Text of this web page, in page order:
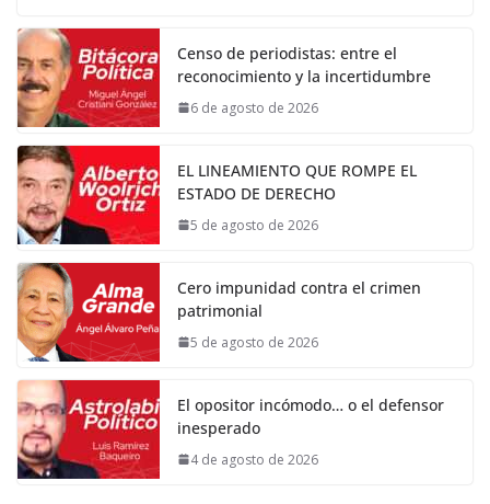
Censo de periodistas: entre el
reconocimiento y la incertidumbre
6 de agosto de 2026
EL LINEAMIENTO QUE ROMPE EL
ESTADO DE DERECHO
5 de agosto de 2026
Cero impunidad contra el crimen
patrimonial
5 de agosto de 2026
El opositor incómodo… o el defensor
inesperado
4 de agosto de 2026